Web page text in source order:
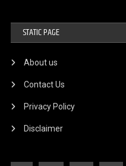
STATIC PAGE
About us
Contact Us
Privacy Policy
Disclaimer